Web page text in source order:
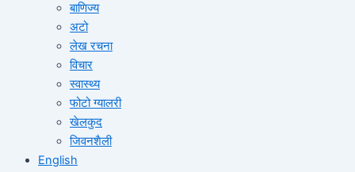
बाणिज्य
अटो
लेख रचना
विचार
स्वास्थ्य
फोटो ग्यालरी
खेलकुद
जिवनशैली
English